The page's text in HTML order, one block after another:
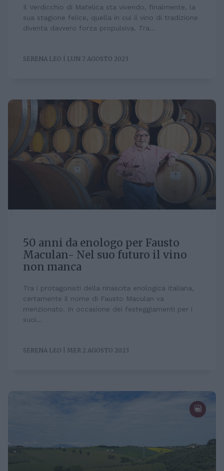
Il Verdicchio di Matelica sta vivendo, finalmente, la
sua stagione felice, quella in cui il vino di tradizione
diventa davvero forza propulsiva. Tra...
SERENA LEO | LUN 7 AGOSTO 2023
50 anni da enologo per Fausto
Maculan- Nel suo futuro il vino
non manca
Tra i protagonisti della rinascita enologica italiana,
certamente il nome di Fausto Maculan va
menzionato. In occasione dei festeggiamenti per i
suoi...
SERENA LEO | MER 2 AGOSTO 2023